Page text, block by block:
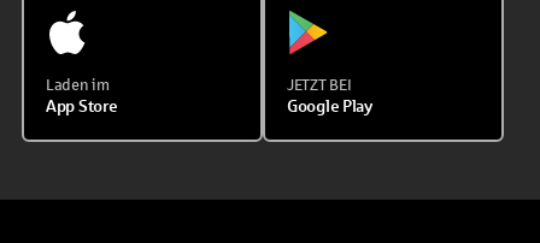
Laden im
App Store
JETZT BEI
Google Play